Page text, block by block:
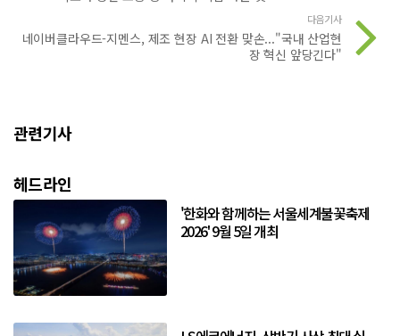
다음기사
네이버클라우드-지멘스, 제조 현장 AI 전환 맞손..."국내 산업현
장 혁신 앞당긴다"
관련기사
헤드라인
'한화와 함께하는 서울세계불꽃축제
2026' 9월 5일 개최